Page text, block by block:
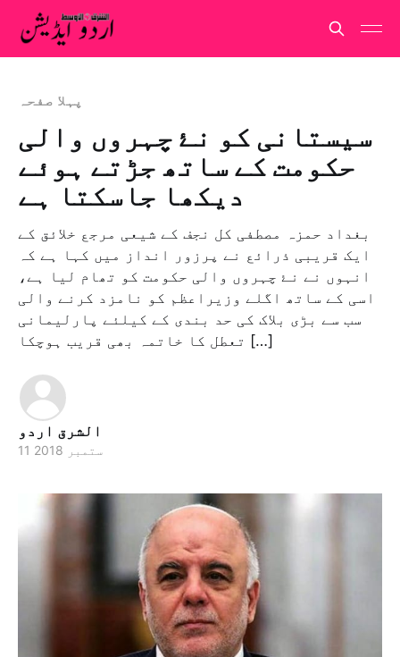
پہلا صفحہ
سیستانی کو نۓ چہروں والی
حکومت کے ساتھ جڑتے ہوئے
دیکھا جاسکتا ہے
بغداد حمزہ مصطفی کل نجف کے شیعی مرجع خلائق کے
ایک قریبی ذرائع نے پرزور انداز میں کہا ہے کہ
انہوں نے نۓ چہروں والی حکومت کو تھام لیا ہے،
اسی کے ساتھ اگلے وزیراعظم کو نامزد کرنے والی
سب سے بڑی بلاک کی حد بندی کے کیلئے پارلیمانی
تعطل کا خاتمہ بھی قریب ہوچکا […]
الشرق اردو
11 ستمبر 2018